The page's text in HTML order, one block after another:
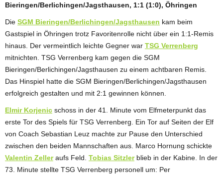
Bieringen/Berlichingen/Jagsthausen, 1:1 (1:0), Öhringen
Die SGM Bieringen/Berlichingen/Jagsthausen kam beim
Gastspiel in Öhringen trotz Favoritenrolle nicht über ein 1:1-Remis
hinaus. Der vermeintlich leichte Gegner war TSG Verrenberg
mitnichten. TSG Verrenberg kam gegen die SGM
Bieringen/Berlichingen/Jagsthausen zu einem achtbaren Remis.
Das Hinspiel hatte die SGM Bieringen/Berlichingen/Jagsthausen
erfolgreich gestalten und mit 2:1 gewinnen können.
Elmir Korjenic schoss in der 41. Minute vom Elfmeterpunkt das
erste Tor des Spiels für TSG Verrenberg. Ein Tor auf Seiten der Elf
von Coach Sebastian Leuz machte zur Pause den Unterschied
zwischen den beiden Mannschaften aus. Marco Hornung schickte
Valentin Zelleraufs Feld. Tobias Sitzlerblieb in der Kabine. In der
73. Minute stellte TSG Verrenberg personell um: Per